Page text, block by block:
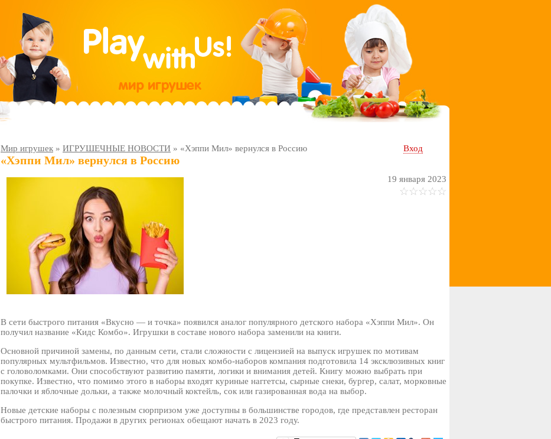
Мир игрушек » ИГРУШЕЧНЫЕ НОВОСТИ » «Хэппи Мил» вернулся в Россию Вход
«Хэппи Мил» вернулся в Россию
19 января 2023
В сети быстрого питания «Вкусно — и точка» появился аналог популярного детского набора «Хэппи Мил». Он
получил название «Кидс Комбо». Игрушки в составе нового набора заменили на книги.
Основной причиной замены, по данным сети, стали сложности с лицензией на выпуск игрушек по мотивам
популярных мультфильмов. Известно, что для новых комбо-наборов компания подготовила 14 эксклюзивных книг
с головоломками. Они способствуют развитию памяти, логики и внимания детей. Книгу можно выбрать при
покупке. Известно, что помимо этого в наборы входят куриные наггетсы, сырные снеки, бургер, салат, морковные
палочки и яблочные дольки, а также молочный коктейль, сок или газированная вода на выбор.
Новые детские наборы с полезным сюрпризом уже доступны в большинстве городов, где представлен ресторан
быстрого питания. Продажи в других регионах обещают начать в 2023 году.